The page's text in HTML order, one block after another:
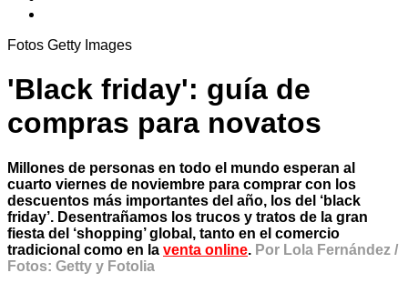
Fotos Getty Images
'Black friday': guía de
compras para novatos
Millones de personas en todo el mundo esperan al
cuarto viernes de noviembre para comprar con los
descuentos más importantes del año, los del ‘black
friday’. Desentrañamos los trucos y tratos de la gran
fiesta del ‘shopping’ global, tanto en el comercio
tradicional como en la venta online. Por Lola Fernández /
Fotos: Getty y Fotolia